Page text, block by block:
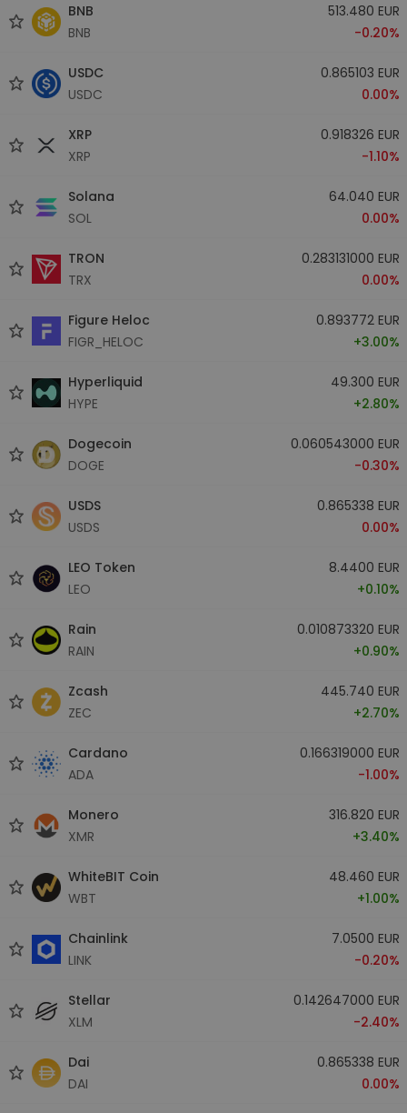
BNB
BNB
513.480 EUR
-0.20%
USDC
USDC
0.865103 EUR
0.00%
XRP
XRP
0.918326 EUR
-1.10%
Solana
SOL
64.040 EUR
0.00%
TRON
TRX
0.283131000 EUR
0.00%
Figure Heloc
FIGR_HELOC
0.893772 EUR
+3.00%
Hyperliquid
HYPE
49.300 EUR
+2.80%
Dogecoin
DOGE
0.060543000 EUR
-0.30%
USDS
USDS
0.865338 EUR
0.00%
LEO Token
LEO
8.4400 EUR
+0.10%
Rain
RAIN
0.010873320 EUR
+0.90%
Zcash
ZEC
445.740 EUR
+2.70%
Cardano
ADA
0.166319000 EUR
-1.00%
Monero
XMR
316.820 EUR
+3.40%
WhiteBIT Coin
WBT
48.460 EUR
+1.00%
Chainlink
LINK
7.0500 EUR
-0.20%
Stellar
XLM
0.142647000 EUR
-2.40%
Dai
DAI
0.865338 EUR
0.00%